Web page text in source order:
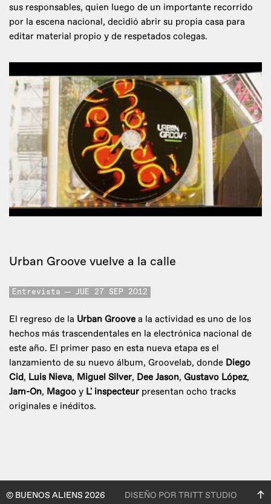
sus responsables, quien luego de un importante recorrido
por la escena nacional, decidió abrir su propia casa para
editar material propio y de respetados colegas.
Urban Groove vuelve a la calle
Entrevista JUE 27 SEP 2012
El regreso de la Urban Groove a la actividad es uno de los
hechos más trascendentales en la electrónica nacional de
este año. El primer paso en esta nueva etapa es el
lanzamiento de su nuevo álbum, Groovelab, donde Diego
Cid, Luis Nieva, Miguel Silver, Dee Jason, Gustavo López,
Jam-On, Magoo y L' inspecteur presentan ocho tracks
originales e inéditos.
© BUENOS ALIENS 2026 DISEÑO POR TRITT STUDIO